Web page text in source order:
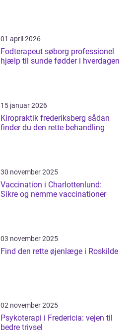
01 april 2026
Fodterapeut søborg professionel
hjælp til sunde fødder i hverdagen
15 januar 2026
Kiropraktik frederiksberg sådan
finder du den rette behandling
30 november 2025
Vaccination i Charlottenlund:
Sikre og nemme vaccinationer
03 november 2025
Find den rette øjenlæge i Roskilde
02 november 2025
Psykoterapi i Fredericia: vejen til
bedre trivsel